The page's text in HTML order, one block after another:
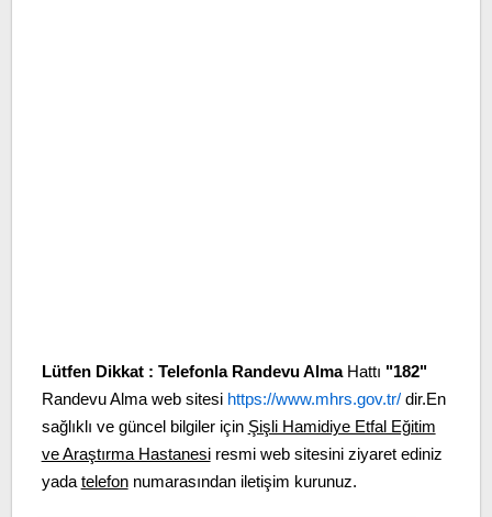
Lütfen Dikkat : Telefonla Randevu AlmaHattı "182"
Randevu Alma web sitesi https://www.mhrs.gov.tr/dir.En
sağlıklı ve güncel bilgiler için Şişli Hamidiye Etfal Eğitim
ve Araştırma Hastanesiresmi web sitesini ziyaret ediniz
yada telefonnumarasından iletişim kurunuz.